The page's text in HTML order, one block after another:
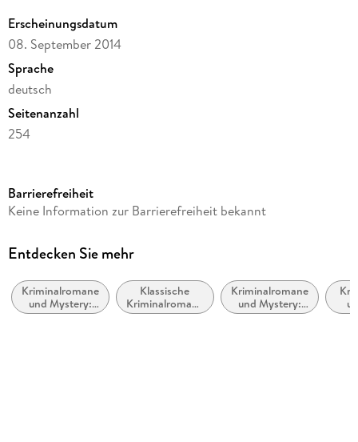
Erscheinungsdatum
08. September 2014
Sprache
deutsch
Seitenanzahl
254
Autor/Autorin
Übersetzung
Verlag/Hersteller
Atlantik Verlag
Barrierefreiheit
Keine Information zur Barrierefreiheit bekannt
Entdecken Sie mehr
Kriminalromane
und Mystery:
Cosy Mystery
Klassische
Kriminalromane
und Mystery
Kriminalromane
und Mystery:
Polizeiarbeit &